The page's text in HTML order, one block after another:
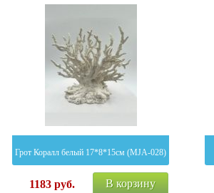
Грот Коралл белый 17*8*15см (MJA-028)
1183 руб. В корзину